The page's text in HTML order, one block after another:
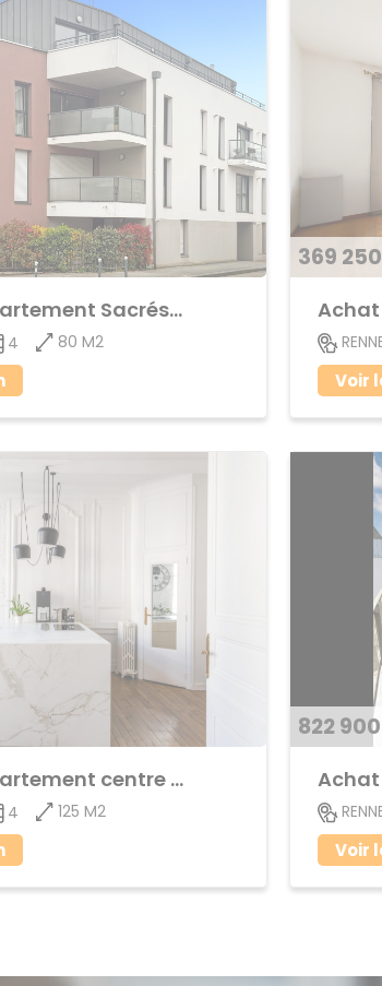
Achat Appartement Sacrés-Coeurs
4 80 M2
369
Voir
Achat Appartement centre ville
4 125 M2
822
Voir